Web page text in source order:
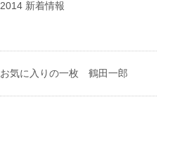
2014 新着情報
お気に入りの一枚 鶴田一郎